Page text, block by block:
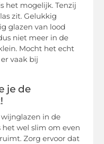
het mogelijk. Tenzij
zit. Gelukkig
glazen van lood
niet meer in de
Mocht het echt
vaak bij
je de
in de
het wel slim om even
Zorg ervoor dat